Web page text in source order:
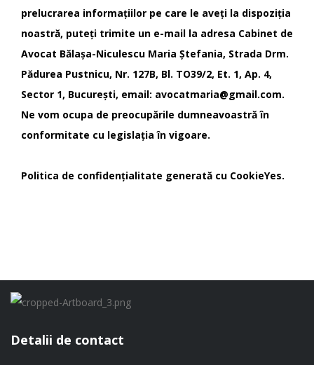
prelucrarea informațiilor pe care le aveți la dispoziția
noastră, puteți trimite un e-mail la adresa Cabinet de
Avocat Bălașa-Niculescu Maria Ștefania, Strada Drm.
Pădurea Pustnicu, Nr. 127B, Bl. TO39/2, Et. 1, Ap. 4,
Sector 1, București, email: avocatmaria@gmail.com.
Ne vom ocupa de preocupările dumneavoastră în
conformitate cu legislația în vigoare.
Politica de confidențialitate generată cu CookieYes.
Detalii de contact